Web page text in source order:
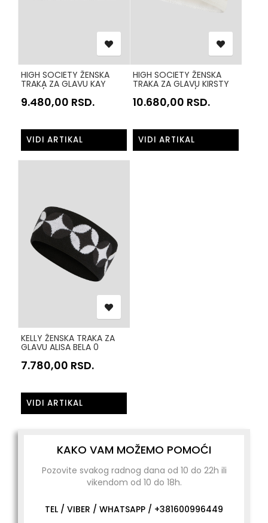
HIGH SOCIETY ŽENSKA
TRAKA ZA GLAVU KAY
BELO/CRNA 50
9.480,00 RSD.
VIDI ARTIKAL
HIGH SOCIETY ŽENSKA
TRAKA ZA GLAVU KIRSTY
HS25A-16 BELO/ZLATNA 9
10.680,00 RSD.
VIDI ARTIKAL
KELLY ŽENSKA TRAKA ZA
GLAVU ALISA BELA 0
7.780,00 RSD.
VIDI ARTIKAL
KAKO VAM MOŽEMO POMOĆI
Pozovite svakog radnog dana od 10 do 22h ili
vikendom od 10 do 18h.
TEL / VIBER / WHATSAPP / +381600996449